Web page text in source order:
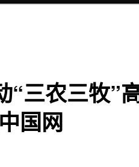
“三农三牧”
国网